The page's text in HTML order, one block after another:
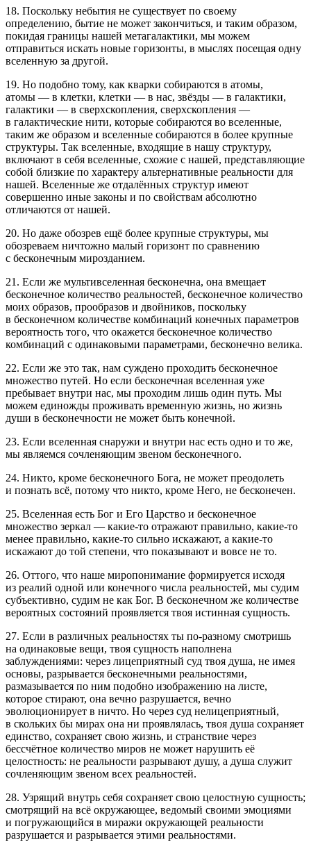
18. Поскольку небытия не существует по своему
определению, бытие не может закончиться, и таким образом,
покидая границы нашей метагалактики, мы можем
отправиться искать новые горизонты, в мыслях посещая одну
вселенную за другой.
19. Но подобно тому, как кварки собираются в атомы,
атомы — в клетки, клетки — в нас, звёзды — в галактики,
галактики — в сверхскопления, сверхскопления —
в галактические нити, которые собираются во вселенные,
таким же образом и вселенные собираются в более крупные
структуры. Так вселенные, входящие в нашу структуру,
включают в себя вселенные, схожие с нашей, представляющие
собой близкие по характеру альтернативные реальности для
нашей. Вселенные же отдалённых структур имеют
совершенно иные законы и по свойствам абсолютно
отличаются от нашей.
20. Но даже обозрев ещё более крупные структуры, мы
обозреваем ничтожно малый горизонт по сравнению
с бесконечным мирозданием.
21. Если же мультивселенная бесконечна, она вмещает
бесконечное количество реальностей, бесконечное количество
моих образов, прообразов и двойников, поскольку
в бесконечном количестве комбинаций конечных параметров
вероятность того, что окажется бесконечное количество
комбинаций с одинаковыми параметрами, бесконечно велика.
22. Если же это так, нам суждено проходить бесконечное
множество путей. Но если бесконечная вселенная уже
пребывает внутри нас, мы проходим лишь один путь. Мы
можем единожды проживать временную жизнь, но жизнь
души в бесконечности не может быть конечной.
23. Если вселенная снаружи и внутри нас есть одно и то же,
мы являемся сочленяющим звеном бесконечного.
24. Никто, кроме бесконечного Бога, не может преодолеть
и познать всё, потому что никто, кроме Него, не бесконечен.
25. Вселенная есть Бог и Его Царство и бесконечное
множество зеркал — какие-то отражают правильно, какие-то
менее правильно, какие-то сильно искажают, а какие-то
искажают до той степени, что показывают и вовсе не то.
26. Оттого, что наше миропонимание формируется исходя
из реалий одной или конечного числа реальностей, мы судим
субъективно, судим не как Бог. В бесконечном же количестве
вероятных состояний проявляется твоя истинная сущность.
27. Если в различных реальностях ты по-разному смотришь
на одинаковые вещи, твоя сущность наполнена
заблуждениями: через лицеприятный суд твоя душа, не имея
основы, разрывается бесконечными реальностями,
размазывается по ним подобно изображению на листе,
которое стирают, она вечно разрушается, вечно
эволюционирует в ничто. Но через суд нелицеприятный,
в скольких бы мирах она ни проявлялась, твоя душа сохраняет
единство, сохраняет свою жизнь, и странствие через
бессчётное количество миров не может нарушить её
целостность: не реальности разрывают душу, а душа служит
сочленяющим звеном всех реальностей.
28. Узрящий внутрь себя сохраняет свою целостную сущность;
смотрящий на всё окружающее, ведомый своими эмоциями
и погружающийся в миражи окружающей реальности
разрушается и разрывается этими реальностями.